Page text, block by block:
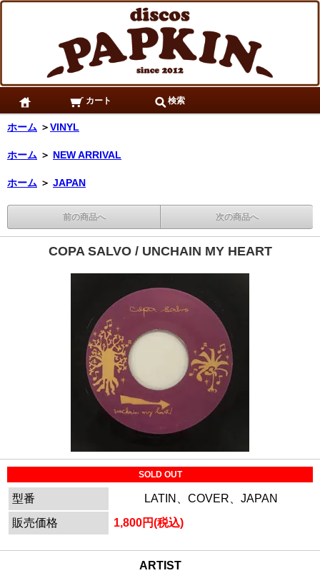
カート 検索
ホーム ＞VINYL
ホーム ＞ NEW ARRIVAL
ホーム ＞ JAPAN
前の商品へ 次の商品へ
COPA SALVO / UNCHAIN MY HEART
SOLD OUT
型番
LATIN、COVER、JAPAN
販売価格
1,800円(税込)
ARTIST